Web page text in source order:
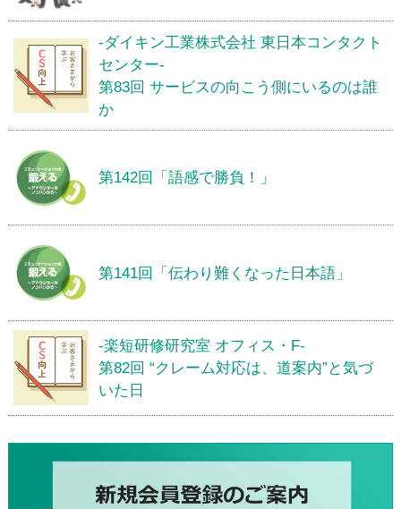
-ダイキン工業株式会社 東日本コンタクト
センター-
第83回 サービスの向こう側にいるのは誰
か
第142回「語感で勝負！」
第141回「伝わり難くなった日本語」
-楽短研修研究室 オフィス・F-
第82回 “クレーム対応は、道案内”と気づ
いた日